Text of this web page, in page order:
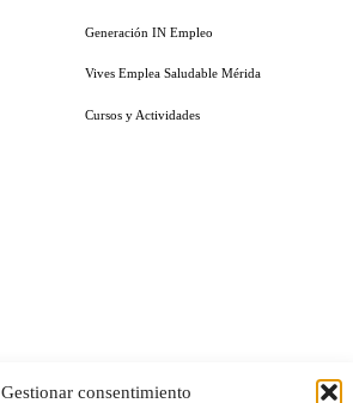
Gestionar consentimiento
Generación IN Empleo
Vives Emplea Saludable Mérida
Cursos y Actividades